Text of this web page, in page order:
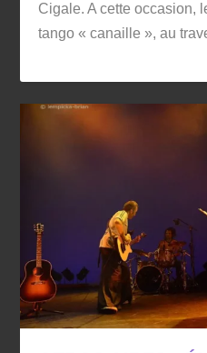
Cigale. A cette occasion,
tango « canaille », au